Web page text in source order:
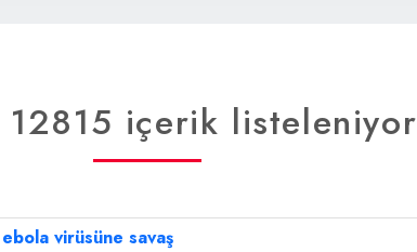
12815 içerik listeleniyor
virüsüne savaş